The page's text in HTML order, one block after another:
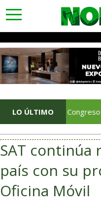
toggle
navigation
LO ÚLTIMO
Congreso Día
SAT continúa
país con su
Oficina Móvil